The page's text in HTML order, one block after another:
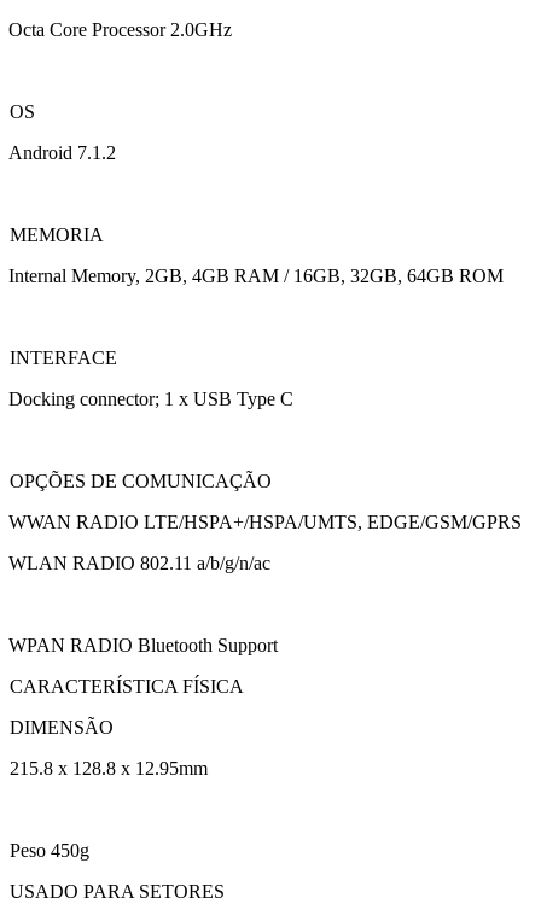
Octa Core Processor 2.0GHz
OS
Android 7.1.2
MEMORIA
Internal Memory, 2GB, 4GB RAM / 16GB, 32GB, 64GB ROM
INTERFACE
Docking connector; 1 x USB Type C
OPÇÕES DE COMUNICAÇÃO
WWAN RADIO LTE/HSPA+/HSPA/UMTS, EDGE/GSM/GPRS
WLAN RADIO 802.11 a/b/g/n/ac
WPAN RADIO Bluetooth Support
CARACTERÍSTICA FÍSICA
DIMENSÃO
215.8 x 128.8 x 12.95mm
Peso 450g
USADO PARA SETORES